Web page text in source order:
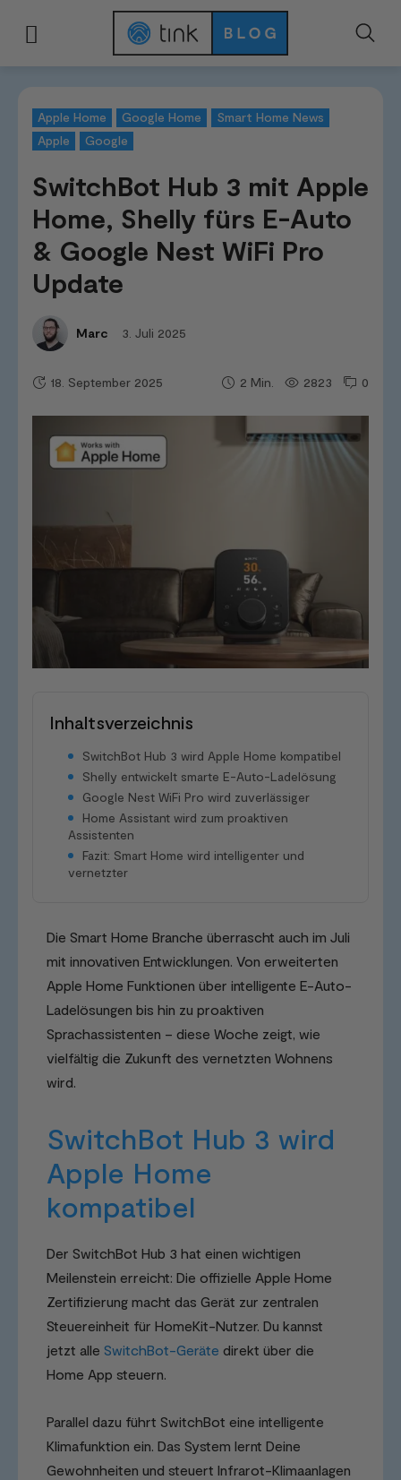
Apple Home Google Home
Smart Home News
Apple
Google
SwitchBot Hub 3 mit Apple
Home, Shelly fürs E-Auto
& Google Nest WiFi Pro
Update
Marc 3. Juli 2025
0
2823
2 Min.
18. September 2025
Inhaltsverzeichnis
SwitchBot Hub 3 wird Apple Home kompatibel
Shelly entwickelt smarte E-Auto-Ladelösung
Google Nest WiFi Pro wird zuverlässiger
Home Assistant wird zum proaktiven
Assistenten
Fazit: Smart Home wird intelligenter und
vernetzter
Die Smart Home Branche überrascht auch im Juli
mit innovativen Entwicklungen. Von erweiterten
Apple Home Funktionen über intelligente E-Auto-
Ladelösungen bis hin zu proaktiven
Sprachassistenten – diese Woche zeigt, wie
vielfältig die Zukunft des vernetzten Wohnens
wird.
SwitchBot Hub 3 wird
Apple Home
kompatibel
Der SwitchBot Hub 3 hat einen wichtigen
Meilenstein erreicht: Die offizielle Apple Home
Zertifizierung macht das Gerät zur zentralen
Steuereinheit für HomeKit-Nutzer. Du kannst
jetzt alle SwitchBot-Geräte direkt über die
Home App steuern.
Parallel dazu führt SwitchBot eine intelligente
Klimafunktion ein. Das System lernt Deine
Gewohnheiten und steuert Infrarot-Klimaanlagen